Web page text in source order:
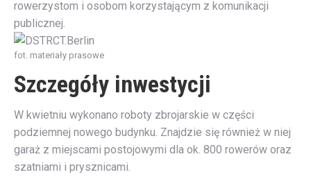
rowerzystom i osobom korzystającym z komunikacji
publicznej.
fot. materiały prasowe
Szczegóły inwestycji
W kwietniu wykonano roboty zbrojarskie w części
podziemnej nowego budynku. Znajdzie się również w niej
garaż z miejscami postojowymi dla ok. 800 rowerów oraz
szatniami i prysznicami.